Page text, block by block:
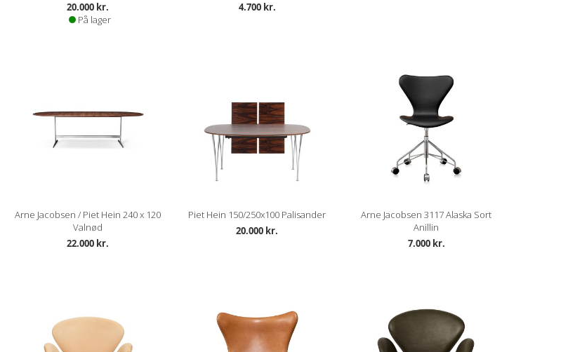
20.000 kr.
På lager
4.700 kr.
Arne Jacobsen / Piet Hein 240 x 120
Valnød
22.000 kr.
Piet Hein 150/250x100 Palisander
20.000 kr.
Arne Jacobsen 3117 Alaska Sort
Anillin
7.000 kr.